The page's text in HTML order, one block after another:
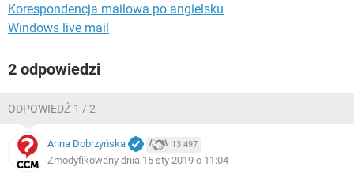
Korespondencja mailowa po angielsku
Windows live mail
2 odpowiedzi
ODPOWIEDŹ 1 / 2
Anna Dobrzyńska 13 497
Zmodyfikowany dnia 15 sty 2019 o 11:04